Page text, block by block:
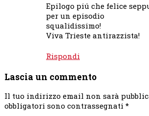
Epilogo piú che felice
per un episodio
squalidissimo!
Viva Trieste antirazzista!
Rispondi
Lascia un commento
Il tuo indirizzo email non sarà
obbligatori sono contrassegnati *